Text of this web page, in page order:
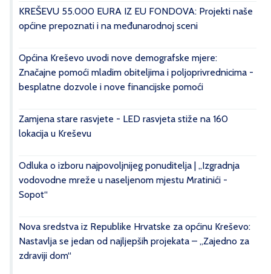
KREŠEVU 55.000 EURA IZ EU FONDOVA: Projekti naše
općine prepoznati i na međunarodnoj sceni
Općina Kreševo uvodi nove demografske mjere:
Značajne pomoći mladim obiteljima i poljoprivrednicima -
besplatne dozvole i nove financijske pomoći
Zamjena stare rasvjete - LED rasvjeta stiže na 160
lokacija u Kreševu
Odluka o izboru najpovoljnijeg ponuditelja | „Izgradnja
vodovodne mreže u naseljenom mjestu Mratinići -
Sopot“
Nova sredstva iz Republike Hrvatske za općinu Kreševo:
Nastavlja se jedan od najljepših projekata – „Zajedno za
zdraviji dom“